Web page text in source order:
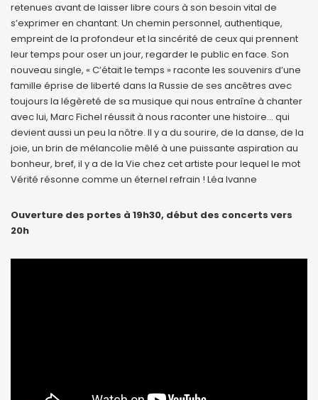
retenues avant de laisser libre cours à son besoin vital de
s’exprimer en chantant. Un chemin personnel, authentique,
empreint de la profondeur et la sincérité de ceux qui prennent
leur temps pour oser un jour, regarder le public en face. Son
nouveau single, « C’était le temps » raconte les souvenirs d’une
famille éprise de liberté dans la Russie de ses ancêtres avec
toujours la légèreté de sa musique qui nous entraîne à chanter
avec lui, Marc Fichel réussit à nous raconter une histoire… qui
devient aussi un peu la nôtre. Il y a du sourire, de la danse, de la
joie, un brin de mélancolie mêlé à une puissante aspiration au
bonheur, bref, il y a de la Vie chez cet artiste pour lequel le mot
Vérité résonne comme un éternel refrain ! Léa Ivanne
Ouverture des portes à 19h30, début des concerts vers
20h